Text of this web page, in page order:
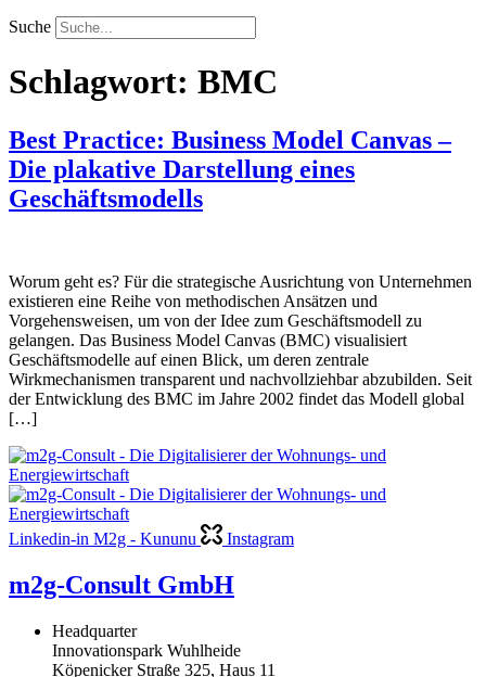
Suche
Schlagwort: BMC
Best Practice: Business Model Canvas –
Die plakative Darstellung eines
Geschäftsmodells
Worum geht es? Für die strategische Ausrichtung von Unternehmen
existieren eine Reihe von methodischen Ansätzen und
Vorgehensweisen, um von der Idee zum Geschäftsmodell zu
gelangen. Das Business Model Canvas (BMC) visualisiert
Geschäftsmodelle auf einen Blick, um deren zentrale
Wirkmechanismen transparent und nachvollziehbar abzubilden. Seit
der Entwicklung des BMC im Jahre 2002 findet das Modell global
[…]
Linkedin-in M2g - Kununu Instagram
m2g-Consult GmbH
Headquarter
Innovationspark Wuhlheide
Köpenicker Straße 325, Haus 11